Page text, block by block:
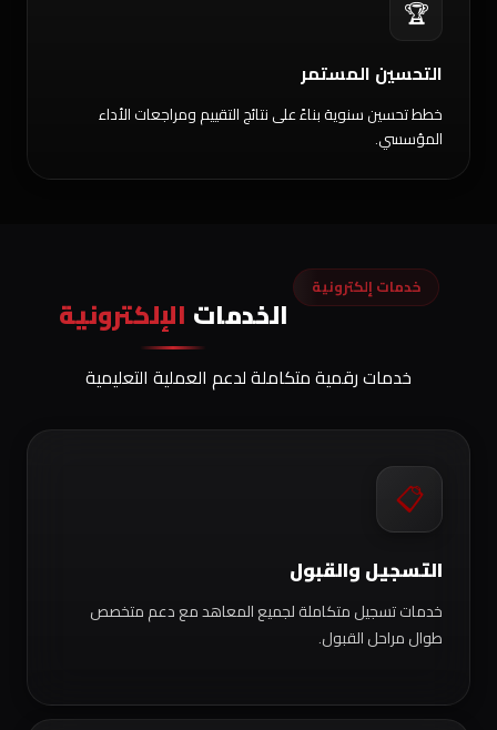
🏆
التحسين المستمر
خطط تحسين سنوية بناءً على نتائج التقييم ومراجعات الأداء
المؤسسي.
خدمات إلكترونية
الخدمات الإلكترونية
خدمات رقمية متكاملة لدعم العملية التعليمية
📋
التسجيل والقبول
خدمات تسجيل متكاملة لجميع المعاهد مع دعم متخصص
طوال مراحل القبول.